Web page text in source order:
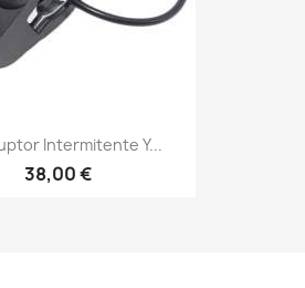
Intermitente Y...
38,00 €